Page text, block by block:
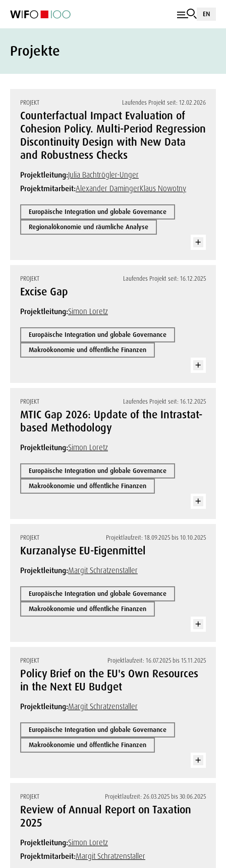
EN
Projekte
PROJEKT Laufendes Projekt seit: 12.02.2026
Counterfactual Impact Evaluation of
Cohesion Policy. Multi-Period Regression
Discontinuity Design with New Data
and Robustness Checks
Projektleitung:Julia Bachtrögler-Unger
Projektmitarbeit:Alexander DamingerKlaus Nowotny
Europäische Integration und globale Governance
Regionalökonomie und räumliche Analyse
PROJEKT Laufendes Projekt seit: 16.12.2025
Excise Gap
Projektleitung:Simon Loretz
Europäische Integration und globale Governance
Makroökonomie und öffentliche Finanzen
PROJEKT Laufendes Projekt seit: 16.12.2025
MTIC Gap 2026: Update of the Intrastat-
based Methodology
Projektleitung:Simon Loretz
Europäische Integration und globale Governance
Makroökonomie und öffentliche Finanzen
PROJEKT Projektlaufzeit: 18.09.2025 bis 10.10.2025
Kurzanalyse EU-Eigenmittel
Projektleitung:Margit Schratzenstaller
Europäische Integration und globale Governance
Makroökonomie und öffentliche Finanzen
PROJEKT Projektlaufzeit: 16.07.2025 bis 15.11.2025
Policy Brief on the EU's Own Resources
in the Next EU Budget
Projektleitung:Margit Schratzenstaller
Europäische Integration und globale Governance
Makroökonomie und öffentliche Finanzen
PROJEKT Projektlaufzeit: 26.03.2025 bis 30.06.2025
Review of Annual Report on Taxation
2025
Projektleitung:Simon Loretz
Projektmitarbeit:Margit Schratzenstaller